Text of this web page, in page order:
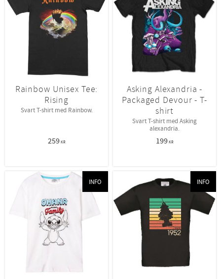
Rainbow Unisex Tee:
Rising
Svart T-shirt med Rainbow.
259KR
Asking Alexandria -
Packaged Devour - T-
shirt
Svart T-shirt med Asking
alexandria.
199KR
INFO INFO